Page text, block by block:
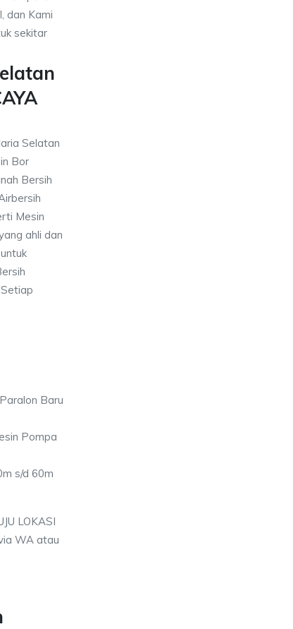
dan Kami
sekitar
Selatan
Bor
Bersih
Mesin
ahli dan
Baru
Pompa
s/d 60m
LOKASI
WA atau